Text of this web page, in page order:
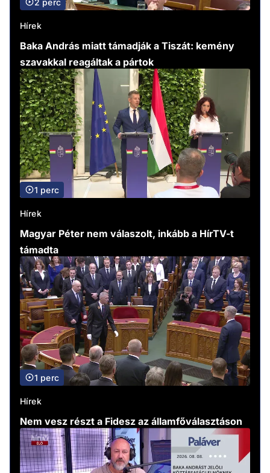
Hírek
Baka András miatt támadják a Tiszát: kemény
szavakkal reagáltak a pártok
1 perc
Hírek
Magyar Péter nem válaszolt, inkább a HírTV-t
támadta
1 perc
Hírek
Nem vesz részt a Fidesz az államfőválasztáson